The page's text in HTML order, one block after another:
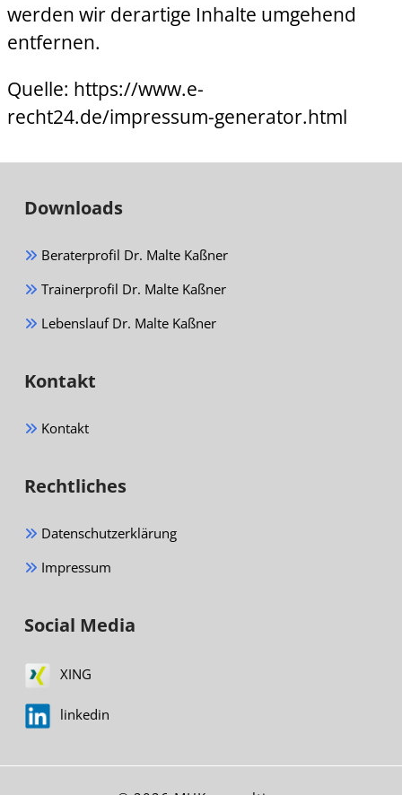
werden wir derartige Inhalte umgehend
entfernen.
Quelle: https://www.e-
recht24.de/impressum-generator.html
Downloads
Beraterprofil Dr. Malte Kaßner
Trainerprofil Dr. Malte Kaßner
Lebenslauf Dr. Malte Kaßner
Kontakt
Kontakt
Rechtliches
Datenschutzerklärung
Impressum
Social Media
XING
linkedin